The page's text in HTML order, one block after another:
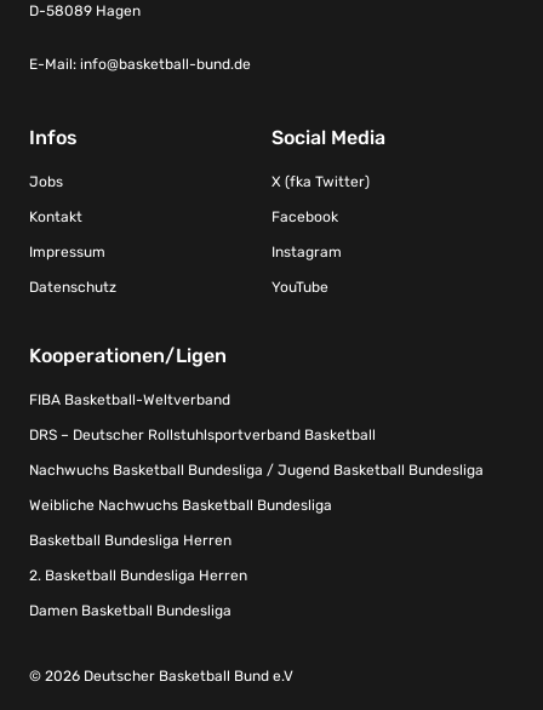
D-58089 Hagen
E-Mail: info@basketball-bund.de
Infos
Jobs
Kontakt
Impressum
Datenschutz
Social Media
X (fka Twitter)
Facebook
Instagram
YouTube
Kooperationen/Ligen
FIBA Basketball-Weltverband
DRS – Deutscher Rollstuhlsportverband Basketball
Nachwuchs Basketball Bundesliga / Jugend Basketball Bundesliga
Weibliche Nachwuchs Basketball Bundesliga
Basketball Bundesliga Herren
2. Basketball Bundesliga Herren
Damen Basketball Bundesliga
© 2026 Deutscher Basketball Bund e.V